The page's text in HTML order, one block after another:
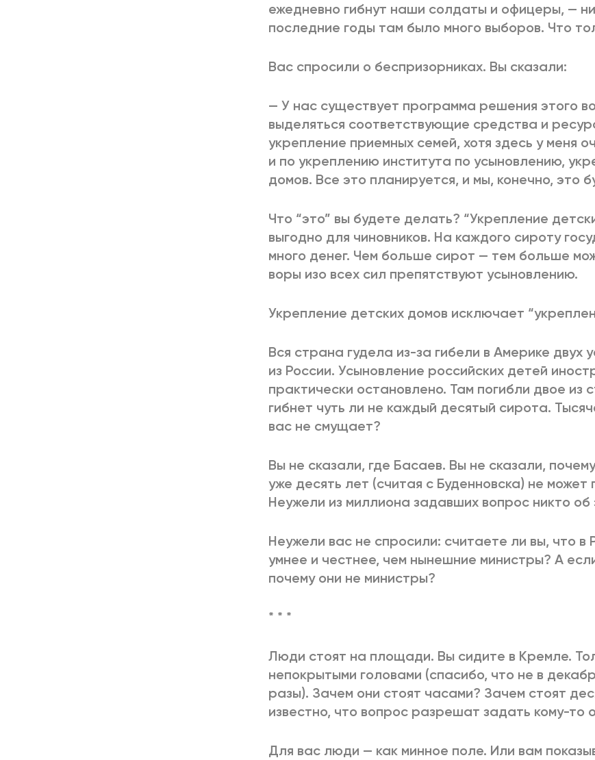
ежедневно гибнут наши солдаты и офицеры, —
последние годы там было много выборов. Что
Вас спросили о беспризорниках. Вы сказали:
— У нас существует программа решения этого
выделяться соответствующие средства и
укрепление приемных семей, хотя здесь у меня
и по укреплению института по усыновлению,
домов. Все это планируется, и мы, конечно, это
Что “это” вы будете делать? “Укрепление
выгодно для чиновников. На каждого сироту
много денег. Чем больше сирот — тем больше
воры изо всех сил препятствуют усыновлению.
Укрепление детских домов исключает
Вся страна гудела из-за гибели в Америке двух
из России. Усыновление российских детей
практически остановлено. Там погибли двое из
гибнет чуть ли не каждый десятый сирота.
вас не смущает?
Вы не сказали, где Басаев. Вы не сказали,
уже десять лет (считая с Буденновска) не
Неужели из миллиона задавших вопрос никто об
Неужели вас не спросили: считаете ли вы, что в
умнее и честнее, чем нынешние министры? А
почему они не министры?
* * *
Люди стоят на площади. Вы сидите в Кремле.
непокрытыми головами (спасибо, что не в
разы). Зачем они стоят часами? Зачем стоят
известно, что вопрос разрешат задать кому-то
Для вас люди — как минное поле. Или вам